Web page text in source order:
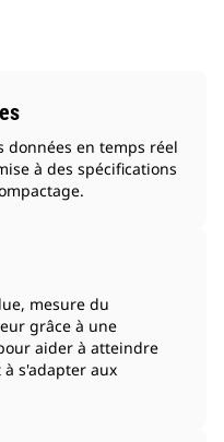
données en temps réel
à des spécifications
mesure du
grâce à une
aider à atteindre
s'adapter aux